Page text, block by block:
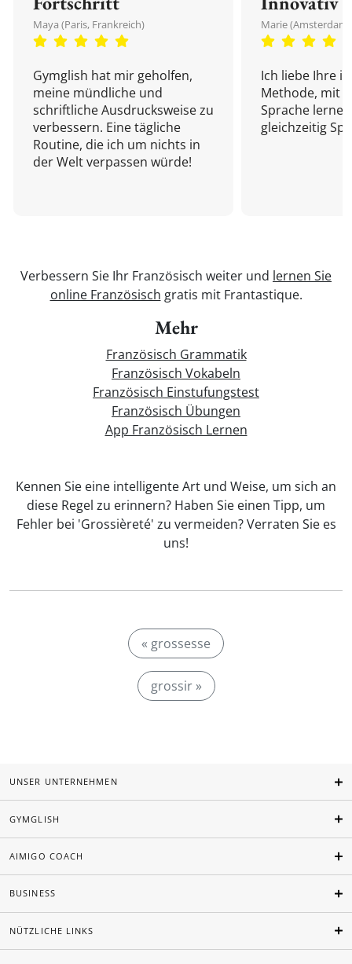
Maya (Paris, Frankreich)
Gymglish hat mir geholfen,
meine mündliche und
schriftliche Ausdrucksweise zu
verbessern. Eine tägliche
Routine, die ich um nichts in
der Welt verpassen würde!
Marie
Ich liebe Ihre
Methode, mit
Sprache
gleichzeitig
Verbessern Sie Ihr Französisch weiter und lernen Sie
online Französisch gratis mit Frantastique.
Mehr
Französisch Grammatik
Französisch Vokabeln
Französisch Einstufungstest
Französisch Übungen
App Französisch Lernen
Kennen Sie eine intelligente Art und Weise, um sich an
diese Regel zu erinnern? Haben Sie einen Tipp, um
Fehler bei 'Grossièreté' zu vermeiden? Verraten Sie es
uns!
« grossesse
grossir »
UNSER UNTERNEHMEN
GYMGLISH
AIMIGO COACH
BUSINESS
NÜTZLICHE LINKS